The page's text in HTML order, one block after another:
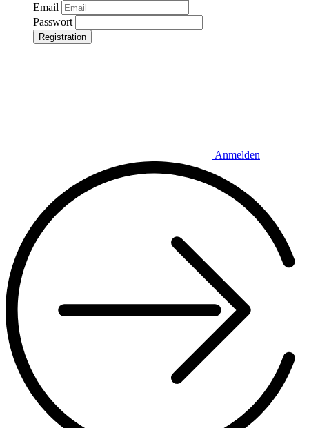
Email
Passwort
Registration
Anmelden